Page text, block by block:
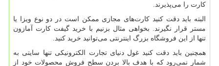
کارت را می‌پذیرند.
البته باید دقت کنید کارت‌های مجازی ممکن است در دو نوع ویزا یا
مستر قرار نگیرند. بخواهی مثال بزنیم با خرید گیفت کارت آمازون
تنها از این فروشگاه بزرگ اینترنتی می‌توانید خرید کنید.
همچنین باید دقت کنید غول دنیای تجارت الکترونیکی تنها سایتی به
شمار نمی‌رود که با هدف بالا بردن سطح فروش محصولات خود از